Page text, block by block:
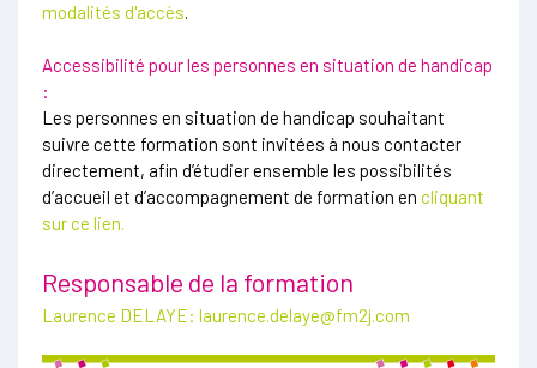
modalités d'accès.
Accessibilité pour les personnes en situation de handicap
:
Les personnes en situation de handicap souhaitant
suivre cette formation sont invitées à nous contacter
directement, afin d’étudier ensemble les possibilités
d’accueil et d’accompagnement de formation en cliquant
sur ce lien.
Responsable de la formation
Laurence DELAYE: laurence.delaye@fm2j.com